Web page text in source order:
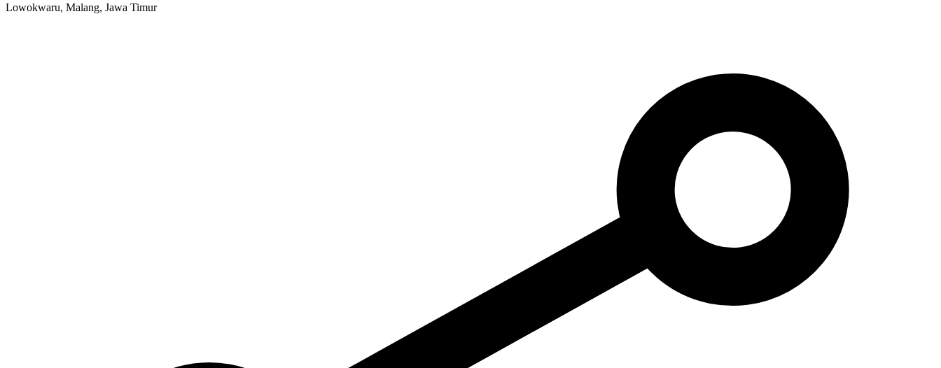
Lowokwaru, Malang, Jawa Timur